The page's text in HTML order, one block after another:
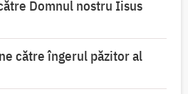
Domnul nostru Iisus
către îngerul păzitor al